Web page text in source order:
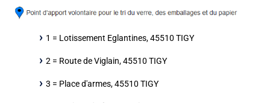
1 = Lotissement Eglantines, 45510 TIGY
2 = Route de Viglain, 45510 TIGY
3 = Place d'armes, 45510 TIGY